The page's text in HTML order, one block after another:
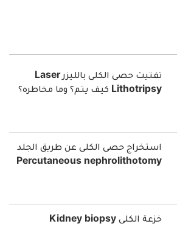
تفتيت حصى الكلى بالليزر Laser
Lithotripsy كيف يتم؟ وما مخاطره؟
استخراج حصى الكلى عن طريق الجلد
Percutaneous nephrolithotomy
خزعة الكلى Kidney biopsy